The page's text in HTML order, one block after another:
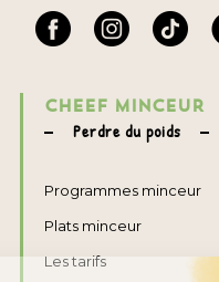
CHEEF MINCEUR
Perdre du poids
Programmes minceur
Plats minceur
Les tarifs